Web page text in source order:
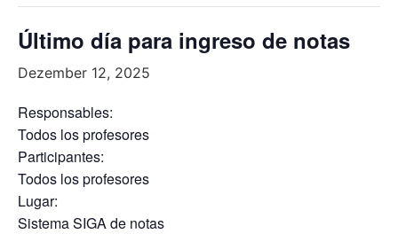
Último día para ingreso de notas
Dezember 12, 2025
Responsables:
Todos los profesores
Participantes:
Todos los profesores
Lugar:
Sistema SIGA de notas